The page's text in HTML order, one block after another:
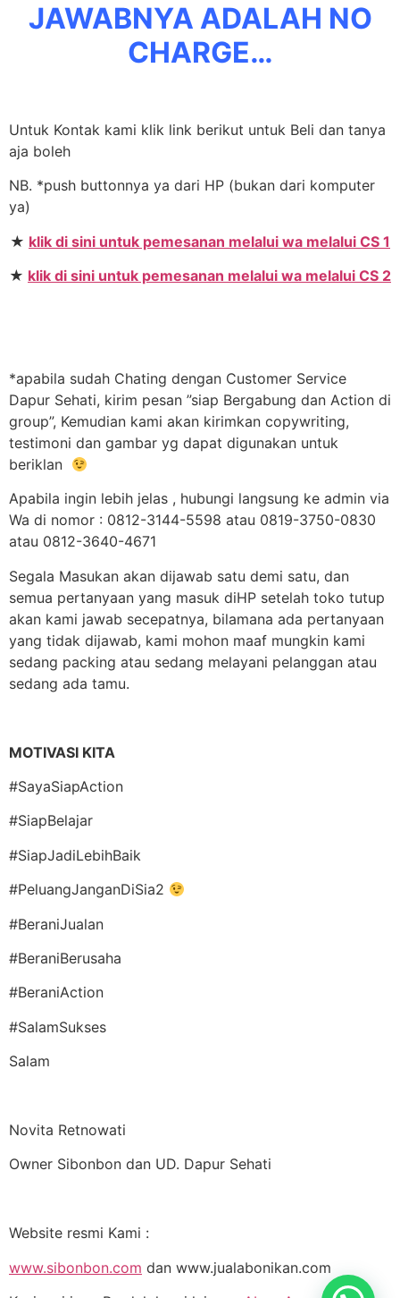
JAWABNYA ADALAH NO
CHARGE…
Untuk Kontak kami klik link berikut untuk Beli dan tanya
aja boleh
NB. *push buttonnya ya dari HP (bukan dari komputer
ya)
★ klik di sini untuk pemesanan melalui wa melalui CS 1
★ klik di sini untuk pemesanan melalui wa melalui CS 2
*apabila sudah Chating dengan Customer Service
Dapur Sehati, kirim pesan ”siap Bergabung dan Action di
group”, Kemudian kami akan kirimkan copywriting,
testimoni dan gambar yg dapat digunakan untuk
beriklan
Apabila ingin lebih jelas , hubungi langsung ke admin via
Wa di nomor : 0812-3144-5598 atau 0819-3750-0830
atau 0812-3640-4671
Segala Masukan akan dijawab satu demi satu, dan
semua pertanyaan yang masuk diHP setelah toko tutup
akan kami jawab secepatnya, bilamana ada pertanyaan
yang tidak dijawab, kami mohon maaf mungkin kami
sedang packing atau sedang melayani pelanggan atau
sedang ada tamu.
MOTIVASI KITA
#SayaSiapAction
#SiapBelajar
#SiapJadiLebihBaik
#PeluangJanganDiSia2
#BeraniJualan
#BeraniBerusaha
#BeraniAction
#SalamSukses
Salam
Novita Retnowati
Owner Sibonbon dan UD. Dapur Sehati
Website resmi Kami :
www.sibonbon.com dan www.jualabonikan.com